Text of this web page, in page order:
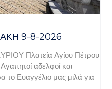
9-8-2026
Πλατεία Αγίου Πέτρου
αδελφοί και
το Ευαγγέλιο μας μιλά για